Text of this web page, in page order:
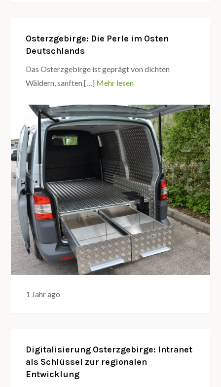
Osterzgebirge: Die Perle im Osten
Deutschlands
Das Osterzgebirge ist geprägt von dichten
Wäldern, sanften […] Mehr lesen
1 Jahr ago
Digitalisierung Osterzgebirge: Intranet
als Schlüssel zur regionalen
Entwicklung